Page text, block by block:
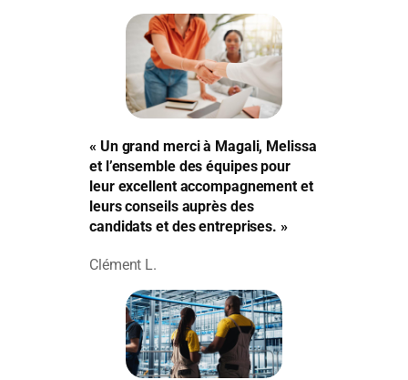
« Un grand merci à Magali, Melissa
et l’ensemble des équipes pour
leur excellent accompagnement et
leurs conseils auprès des
candidats et des entreprises. »
Clément L.